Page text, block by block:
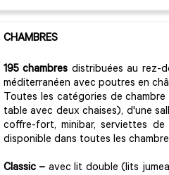
CHAMBRES
195 chambres distribuées au rez-
méditerranéen avec poutres en
Toutes les catégories de
table avec deux chaises), d'une
coffre-fort, minibar, serviettes
disponible dans toutes les
Classic – avec lit double (lits